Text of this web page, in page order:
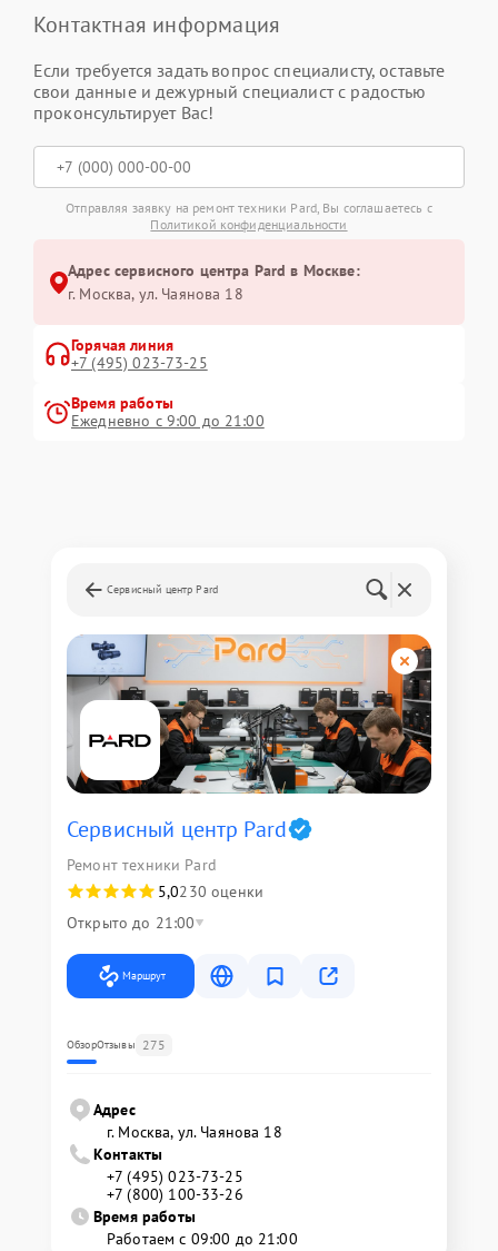
Контактная информация
Если требуется задать вопрос специалисту, оставьте
свои данные и дежурный специалист с радостью
проконсультирует Вас!
Отправляя заявку на ремонт техники Pard, Вы соглашаетесь с
Политикой конфиденциальности
Адрес сервисного центра Pard в Москве:
г. Москва, ул. Чаянова 18
Горячая линия
+7 (495) 023-73-25
Время работы
Ежедневно с 9:00 до 21:00
Сервисный центр Pard
Сервисный центр Pard
Ремонт техники Pard
5,0230 оценки
Открыто до 21:00
Маршрут
ОбзорОтзывы 275
Адрес
г. Москва, ул. Чаянова 18
Контакты
+7 (495) 023-73-25
+7 (800) 100-33-26
Время работы
Работаем с 09:00 до 21:00